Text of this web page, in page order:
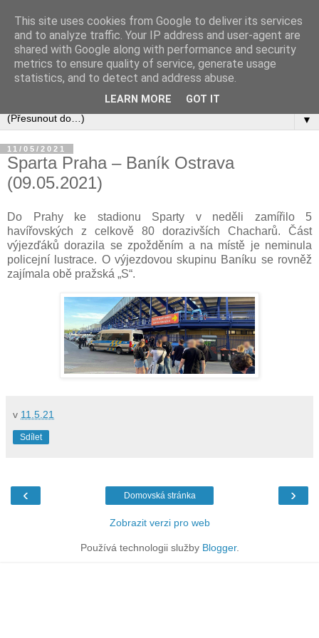
▼
11/05/2021
Sparta Praha – Baník Ostrava
(09.05.2021)
Do Prahy ke stadionu Sparty v neděli zamířilo 5
havířovských z celkově 80 dorazivších Chacharů. Část
výjezďáků dorazila se zpožděním a na místě je neminula
policejní lustrace. O výjezdovou skupinu Baníku se rovněž
zajímala obě pražská „S“.
v 11.5.21
Sdílet
‹ ›
Domovská stránka
Zobrazit verzi pro web
Používá technologii služby Blogger.
This site uses cookies from Google to deliver its services
and to analyze traffic. Your IP address and user-agent are
shared with Google along with performance and security
metrics to ensure quality of service, generate usage
statistics, and to detect and address abuse.
LEARN MORE GOT IT